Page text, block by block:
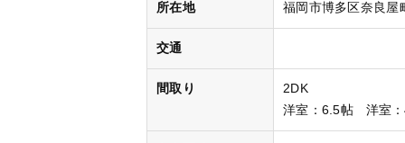
所在地 福岡市博多区奈良屋
交通
間取り
2DK
洋室 ：6.5帖 洋室